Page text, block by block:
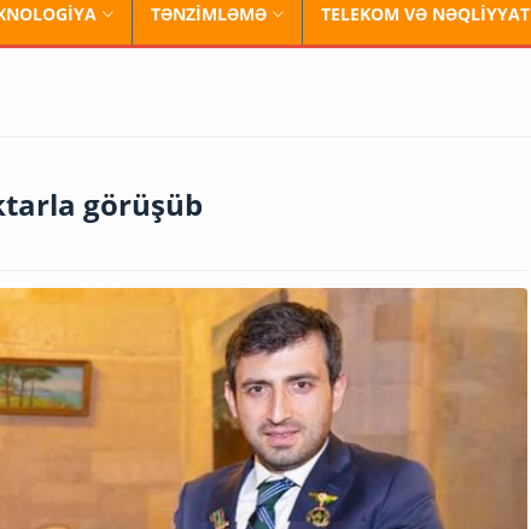
TƏNZİMLƏMƏ TELEKOM VƏ NƏQLİYYAT
görüşüb